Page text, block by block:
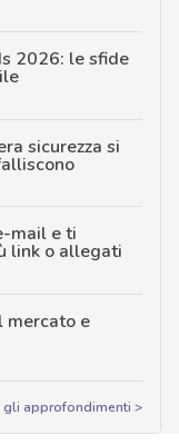
2026: le sfide
sicurezza si
mail e ti
link o allegati
mercato e
gli approfondimenti >